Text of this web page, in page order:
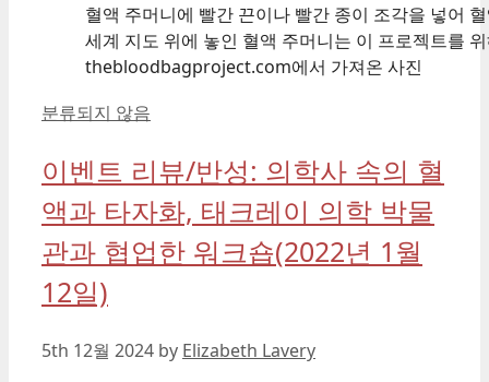
thebloodbagproject.com에서 가져온 사진
Categories
분류되지 않음
이벤트 리뷰/반성: 의학사 속의 혈
액과 타자화, 태크레이 의학 박물
관과 협업한 워크숍(2022년 1월
12일)
5th 12월 2024 by Elizabeth Lavery